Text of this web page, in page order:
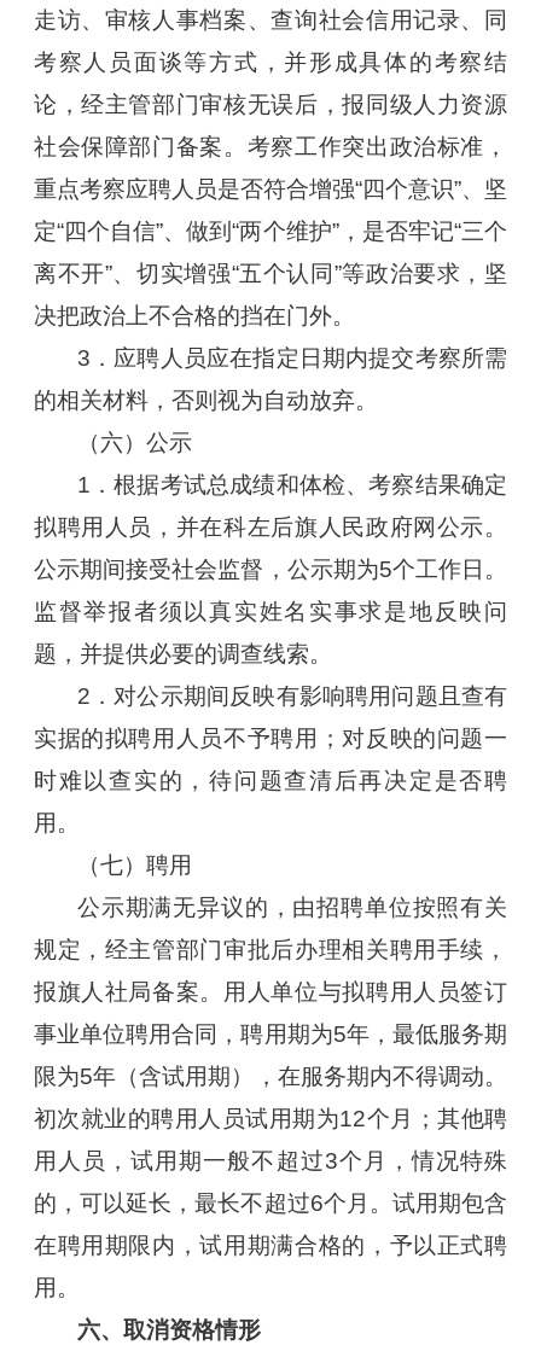
走访、审核人事档案、查询社会信用记录、同
考察人员面谈等方式，并形成具体的考察结
论，经主管部门审核无误后，报同级人力资源
社会保障部门备案。考察工作突出政治标准，
重点考察应聘人员是否符合增强“四个意识”、坚
定“四个自信”、做到“两个维护”，是否牢记“三个
离不开”、切实增强“五个认同”等政治要求，坚
决把政治上不合格的挡在门外。
3．应聘人员应在指定日期内提交考察所需
的相关材料，否则视为自动放弃。
（六）公示
1．根据考试总成绩和体检、考察结果确定
拟聘用人员，并在科左后旗人民政府网公示。
公示期间接受社会监督，公示期为5个工作日。
监督举报者须以真实姓名实事求是地反映问
题，并提供必要的调查线索。
2．对公示期间反映有影响聘用问题且查有
实据的拟聘用人员不予聘用；对反映的问题一
时难以查实的，待问题查清后再决定是否聘
用。
（七）聘用
公示期满无异议的，由招聘单位按照有关
规定，经主管部门审批后办理相关聘用手续，
报旗人社局备案。用人单位与拟聘用人员签订
事业单位聘用合同，聘用期为5年，最低服务期
限为5年（含试用期），在服务期内不得调动。
初次就业的聘用人员试用期为12个月；其他聘
用人员，试用期一般不超过3个月，情况特殊
的，可以延长，最长不超过6个月。试用期包含
在聘用期限内，试用期满合格的，予以正式聘
用。
六、取消资格情形